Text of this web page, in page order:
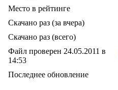
Место в рейтинге
Скачано раз (за вчера)
Скачано раз (всего)
Файл проверен 24.05.2011 в
14:53
Последнее обновление